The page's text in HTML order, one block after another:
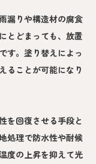
漏りや構造材の腐食
とどまっても、放置
す。塗り替えによっ
ることが可能になり
を回復させる手段と
処理で防水性や耐候
度の上昇を抑えて光